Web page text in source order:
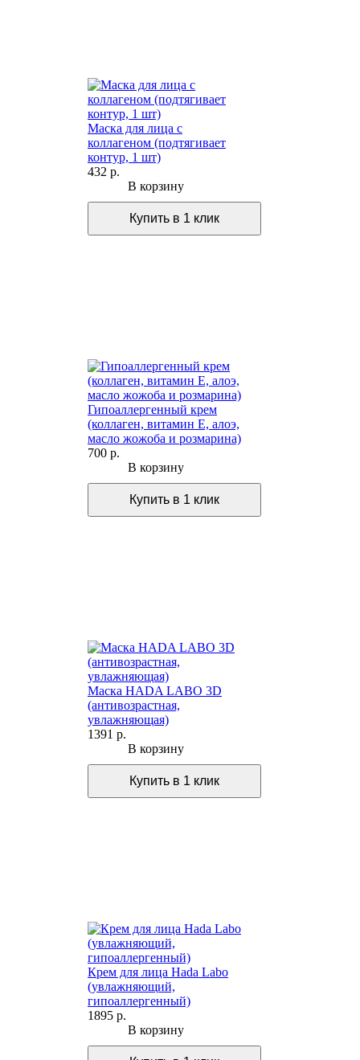
Маска для лица с
коллагеном (подтягивает
контур, 1 шт)
432 р.
В корзину
Гипоаллергенный крем
(коллаген, витамин Е, алоэ,
масло жожоба и розмарина)
700 р.
В корзину
Маска HADA LABO 3D
(антивозрастная,
увлажняющая)
1391 р.
В корзину
Крем для лица Hada Labo
(увлажняющий,
гипоаллергенный)
1895 р.
В корзину